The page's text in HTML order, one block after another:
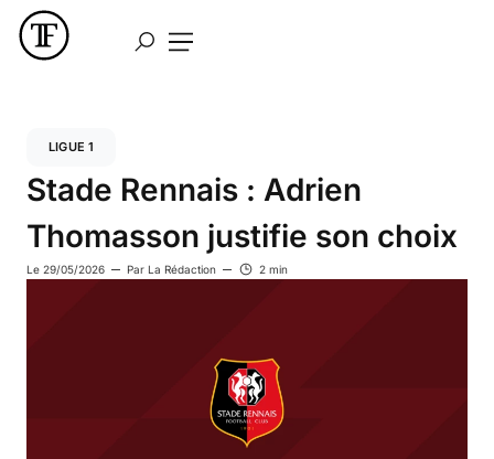
LIGUE 1
Stade Rennais : Adrien
Thomasson justifie son choix
Le 29/05/2026 Par La Rédaction 2 min